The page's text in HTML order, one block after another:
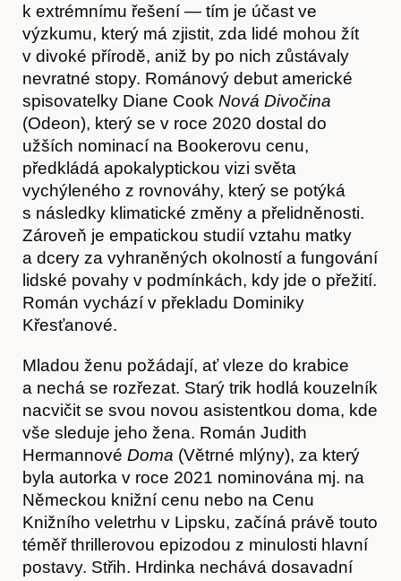
Obchod
Kontakt
k extrémnímu řešení — tím je účast ve
výzkumu, který má zjistit, zda lidé mohou žít
v divoké přírodě, aniž by po nich zůstávaly
nevratné stopy. Románový debut americké
spisovatelky Diane Cook Nová Divočina
(Odeon), který se v roce 2020 dostal do
užších nominací na Bookerovu cenu,
předkládá apokalyptickou vizi světa
vychýleného z rovnováhy, který se potýká
s následky klimatické změny a přelidněnosti.
Zároveň je empatickou studií vztahu matky
a dcery za vyhraněných okolností a fungování
lidské povahy v podmínkách, kdy jde o přežití.
Román vychází v překladu Dominiky
Křesťanové.
Mladou ženu požádají, ať vleze do krabice
a nechá se rozřezat. Starý trik hodlá kouzelník
nacvičit se svou novou asistentkou doma, kde
vše sleduje jeho žena. Román Judith
Hermannové Doma (Větrné mlýny), za který
byla autorka v roce 2021 nominována mj. na
Německou knižní cenu nebo na Cenu
Knižního veletrhu v Lipsku, začíná právě touto
téměř thrillerovou epizodou z minulosti hlavní
postavy. Střih. Hrdinka nechává dosavadní